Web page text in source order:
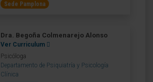
Sede Pamplona
Dra. Begoña Colmenarejo Alonso
Ver Curriculum
Psicóloga
Departamento de Psiquiatría y Psicología
Clínica